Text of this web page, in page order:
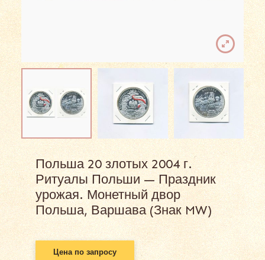
Польша 20 злотых 2004 г.
Ритуалы Польши — Праздник
урожая. Монетный двор
Польша, Варшава (Знак MW)
Цена по запросу